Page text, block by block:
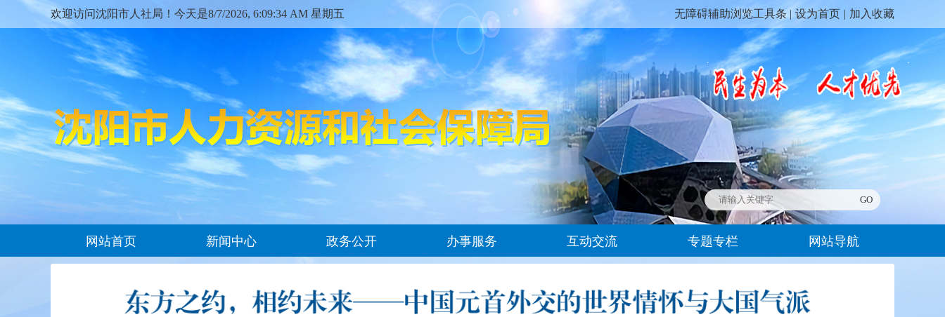
欢迎访问沈阳市人社局！今天是8/7/2026, 6:09:35 AM 星期五 加入收藏
|
设为首页
无障碍辅助浏览工具条 |
网站首页 新闻中心 政务公开 办事服务 互动交流 专题专栏 网站导航